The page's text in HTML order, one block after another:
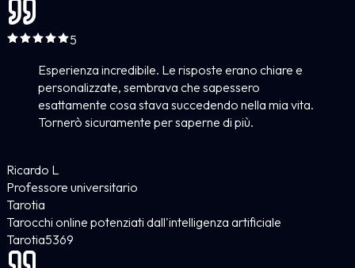
5
Esperienza incredibile. Le risposte erano chiare e
personalizzate, sembrava che sapessero
esattamente cosa stava succedendo nella mia vita.
Tornerò sicuramente per saperne di più.
Ricardo L
Professore universitario
Tarotia
Tarocchi online potenziati dall'intelligenza artificiale
Tarotia5369